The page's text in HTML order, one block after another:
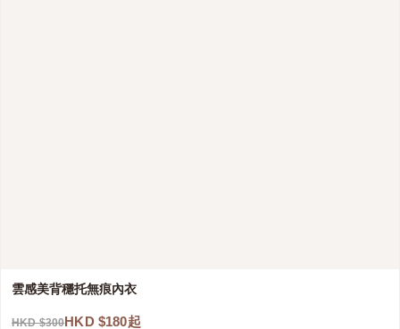
雲感美背穩托無痕內衣
HKD $300HKD $180起